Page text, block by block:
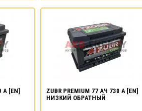
А [EN]
ZUBR PREMIUM 77 АЧ 730 А [EN]
НИЗКИЙ ОБРАТНЫЙ